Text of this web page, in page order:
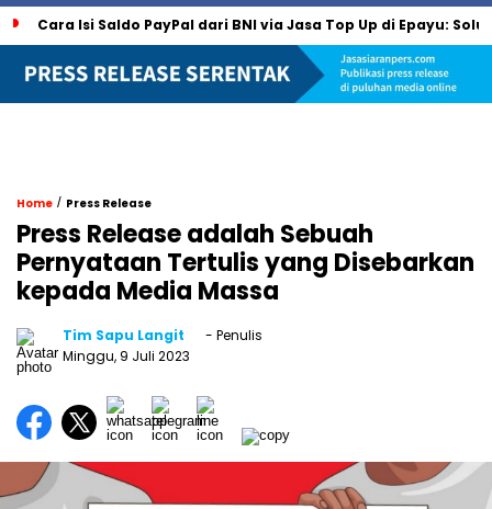
Cara Isi Saldo PayPal dari BNI via Jasa Top Up di Epayu:
Home / Press Release
Press Release adalah Sebuah
Pernyataan Tertulis yang Disebarkan
kepada Media Massa
Tim Sapu Langit
- Penulis
Minggu, 9 Juli 2023